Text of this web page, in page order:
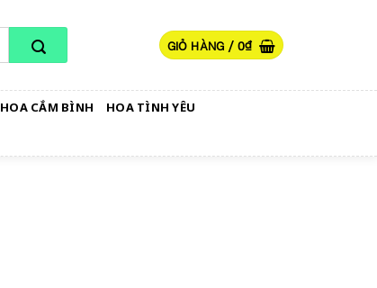
GIỎ HÀNG / 0₫
HOA CẮM BÌNH
HOA TÌNH YÊU